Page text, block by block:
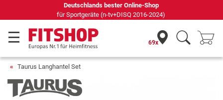
Seit 42 Jahren Ihr Experte für Heimfitness
69x
Taurus Langhantel Set